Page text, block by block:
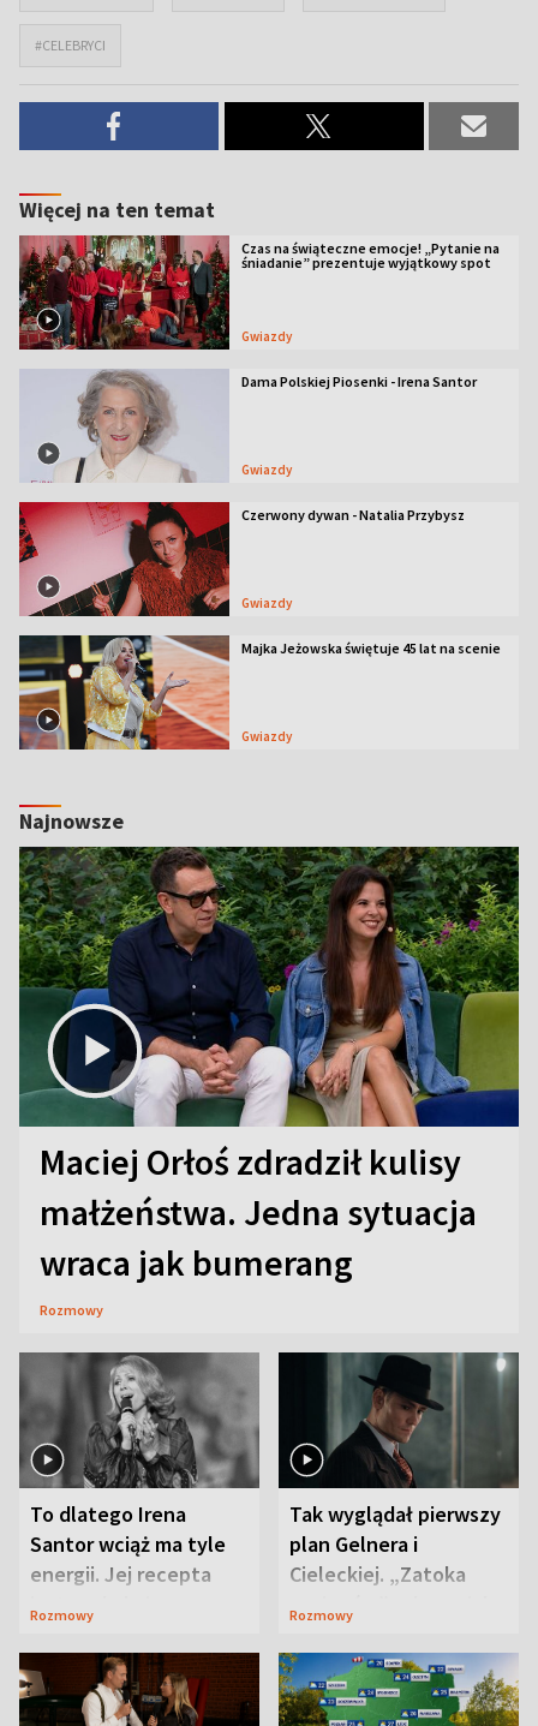
#CELEBRYCI
Więcej na ten temat
Czas na świąteczne emocje! „Pytanie na
śniadanie” prezentuje wyjątkowy spot
Gwiazdy
Dama Polskiej Piosenki - Irena Santor
Gwiazdy
Czerwony dywan - Natalia Przybysz
Gwiazdy
Majka Jeżowska świętuje 45 lat na scenie
Gwiazdy
Najnowsze
Maciej Orłoś zdradził kulisy
małżeństwa. Jedna sytuacja
wraca jak bumerang
Rozmowy
To dlatego Irena
Santor wciąż ma tyle
energii. Jej recepta
jest zaskakująco
Rozmowy
Tak wyglądał pierwszy
plan Gelnera i
Cieleckiej. „Zatoka
szpiegów” od razu ich
Rozmowy